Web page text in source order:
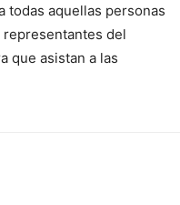
todas aquellas personas
del
que asistan a las